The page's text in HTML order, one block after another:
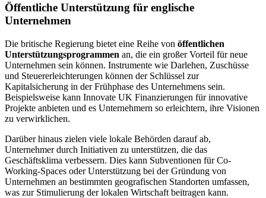
Öffentliche Unterstützung für englische
Unternehmen
Die britische Regierung bietet eine Reihe von öffentlichen
Unterstützungsprogrammen an, die ein großer Vorteil für neue
Unternehmen sein können. Instrumente wie Darlehen, Zuschüsse
und Steuererleichterungen können der Schlüssel zur
Kapitalsicherung in der Frühphase des Unternehmens sein.
Beispielsweise kann Innovate UK Finanzierungen für innovative
Projekte anbieten und es Unternehmern so erleichtern, ihre Visionen
zu verwirklichen.
Darüber hinaus zielen viele lokale Behörden darauf ab,
Unternehmer durch Initiativen zu unterstützen, die das
Geschäftsklima verbessern. Dies kann Subventionen für Co-
Working-Spaces oder Unterstützung bei der Gründung von
Unternehmen an bestimmten geografischen Standorten umfassen,
was zur Stimulierung der lokalen Wirtschaft beitragen kann.